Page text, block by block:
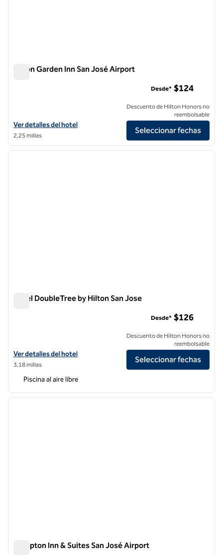
Hilton Garden Inn San José Airport
Ver detalles del hotel Hilton Garden Inn San Jose Airport
Ver detalles del hotel
2,25 millas
Desde* $124
Descuento de Hilton Honors no
reembolsable
Seleccionar fechas
1/12
1 de 12
Hotel DoubleTree by Hilton San Jose
Ver detalles del hotel DoubleTree by Hilton San Jose
Ver detalles del hotel
3,18 millas
Desde* $126
Descuento de Hilton Honors no
reembolsable
Seleccionar fechas
Piscina al aire libre
1 de 12
Hampton Inn & Suites San José Airport